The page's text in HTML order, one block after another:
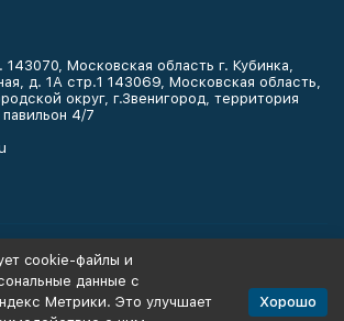
Московская область г. Кубинка,
д. 1А стр.1 143069, Московская область,
округ, г.Звенигород, территория
4/7
cookie-файлы и
данные с
Метрики. Это улучшает
Хорошо